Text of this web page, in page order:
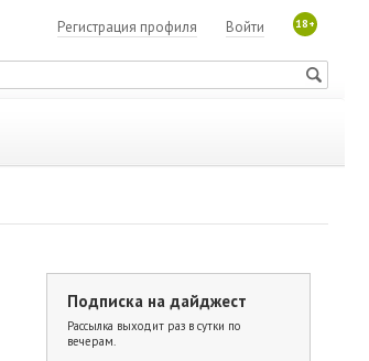
18+
Войти
Регистрация профиля
Подписка на дайджест
Рассылка выходит раз в сутки по
вечерам.